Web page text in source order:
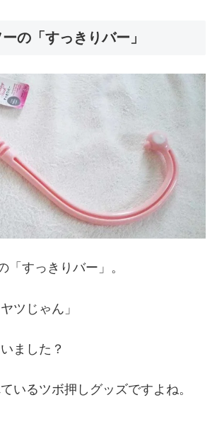
の「すっきりバー」
「すっきりバー」。
ツじゃん」
ました？
いるツボ押しグッズですよね。